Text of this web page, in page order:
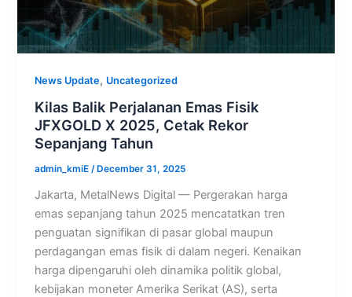
News Update, Uncategorized
Kilas Balik Perjalanan Emas Fisik
JFXGOLD X 2025, Cetak Rekor
Sepanjang Tahun
admin_kmiE/ December 31, 2025
Jakarta, MetalNews Digital — Pergerakan harga
emas sepanjang tahun 2025 mencatatkan tren
penguatan signifikan di pasar global maupun
perdagangan emas fisik di dalam negeri. Kenaikan
harga dipengaruhi oleh dinamika politik global,
kebijakan moneter Amerika Serikat (AS), serta